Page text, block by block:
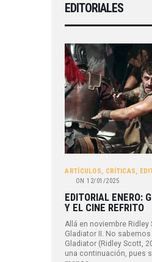
EDITORIALES
ARTÍCULOS, CRÍTICAS,
ON 12/01/2025
EDITORIAL ENERO:
Y EL CINE REFRITO
Allá en noviembre
Gladiator II. No
Gladiator (Ridley Scott,
una continuación, pues